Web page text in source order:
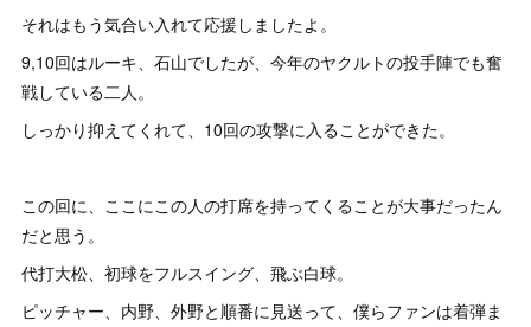
それはもう気合い入れて応援しましたよ。
9,10回はルーキ、石山でしたが、今年のヤクルトの投手陣でも奮
戦している二人。
しっかり抑えてくれて、10回の攻撃に入ることができた。
この回に、ここにこの人の打席を持ってくることが大事だったん
だと思う。
代打大松、初球をフルスイング、飛ぶ白球。
ピッチャー、内野、外野と順番に見送って、僕らファンは着弾ま